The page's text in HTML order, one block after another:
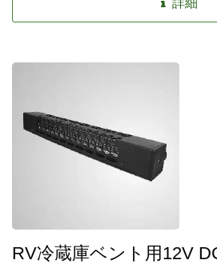
ます。機能的なラックマウントセ
す。
詳細
RV冷蔵庫ベント用12V